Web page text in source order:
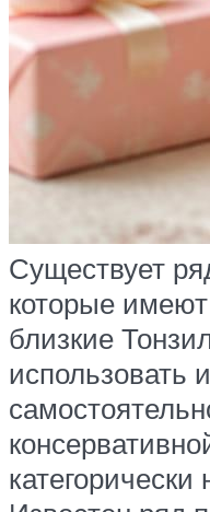
Существует
которые
близкие
использовать
категорически